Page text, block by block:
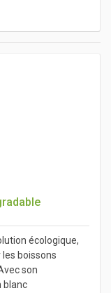
écologique,
boissons
son
blanc